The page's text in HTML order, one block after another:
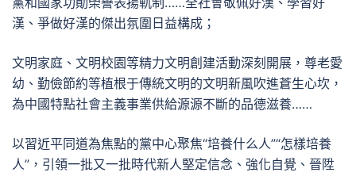
漢、爭做好漢的傑出氛圍日益構成；
文明家庭、文明校園等精力文明創建活動深刻開展，尊老愛
幼、勤儉節約等植根于傳統文明的文明新風吹進蒼生心坎，
為中國特點社會主義事業供給源源不斷的品德滋養……
以習近平同道為焦點的黨中心聚焦“培養什么人”“怎樣培養
人”，引領一批又一批時代新人堅定信念、強化自覺、晉陞